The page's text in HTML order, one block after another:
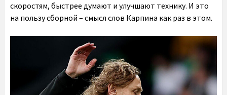
скоростям, быстрее думают и улучшают технику. И это
на пользу сборной – смысл слов Карпина как раз в этом.